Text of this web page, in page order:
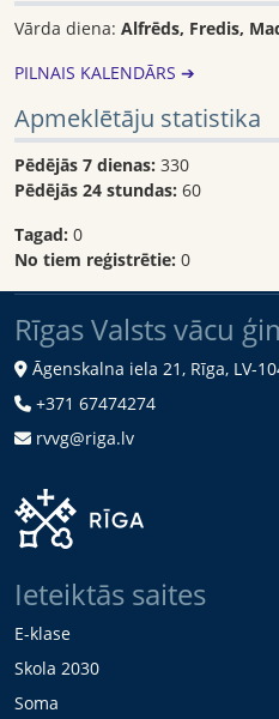
Vārda diena: Alfrēds, Fredis,
PILNAIS KALENDĀRS ➔
Apmeklētāju statistika
Pēdējās 7 dienas: 330
Pēdējās 24 stundas: 60
Tagad: 0
No tiem reģistrētie: 0
Rīgas Valsts vācu
Āgenskalna iela 21, Rīga, LV-
+371 67474274
rvvg@riga.lv
Ieteiktās saites
E-klase
Skola 2030
Soma